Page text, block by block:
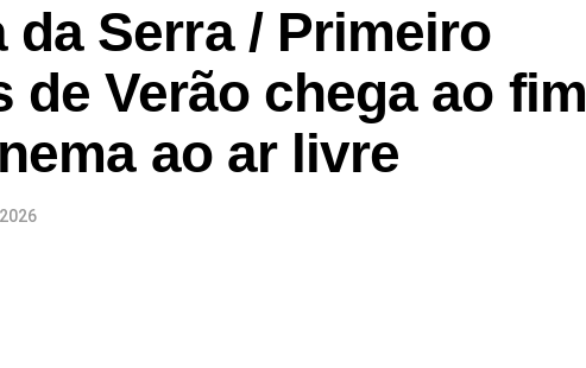
da Serra / Primeiro
de Verão chega ao fim
ao ar livre